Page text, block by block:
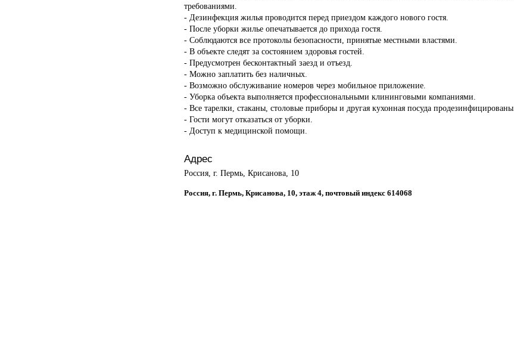
требованиями.
- Дезинфекция жилья проводится перед приездом каждого нового гостя.
- После уборки жилье опечатывается до прихода гостя.
- Соблюдаются все протоколы безопасности, принятые местными властями.
- В объекте следят за состоянием здоровья гостей.
- Предусмотрен бесконтактный заезд и отъезд.
- Можно заплатить без наличных.
- Возможно обслуживание номеров через мобильное приложение.
- Уборка объекта выполняется профессиональными клининговыми компаниями.
- Все тарелки, стаканы, столовые приборы и другая кухонная посуда продезинфицированы.
- Гости могут отказаться от уборки.
- Доступ к медицинской помощи.
Адрес
Россия, г. Пермь, Крисанова, 10
Россия, г. Пермь, Крисанова, 10, этаж 4, почтовый индекс 614068